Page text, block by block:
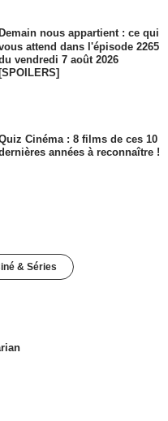
Demain nous appartient : ce qui
attend dans l'épisode 2265
vendredi 7 août 2026
Cinéma : 8 films de ces 10
années à reconnaître !
& Séries